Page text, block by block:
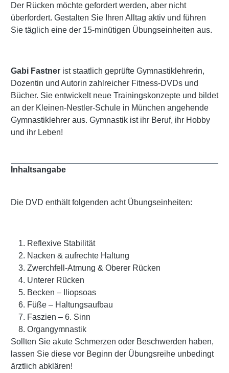
Der Rücken möchte gefordert werden, aber nicht
überfordert. Gestalten Sie Ihren Alltag aktiv und führen
Sie täglich eine der 15-minütigen Übungseinheiten aus.
Gabi Fastner ist staatlich geprüfte Gymnastiklehrerin,
Dozentin und Autorin zahlreicher Fitness-DVDs und
Bücher. Sie entwickelt neue Trainingskonzepte und bildet
an der Kleinen-Nestler-Schule in München angehende
Gymnastiklehrer aus. Gymnastik ist ihr Beruf, ihr Hobby
und ihr Leben!
Inhaltsangabe
Die DVD enthält folgenden acht Übungseinheiten:
Reflexive Stabilität
Nacken & aufrechte Haltung
Zwerchfell-Atmung & Oberer Rücken
Unterer Rücken
Becken – Iliopsoas
Füße – Haltungsaufbau
Faszien – 6. Sinn
Organgymnastik
Sollten Sie akute Schmerzen oder Beschwerden haben,
lassen Sie diese vor Beginn der Übungsreihe unbedingt
ärztlich abklären!